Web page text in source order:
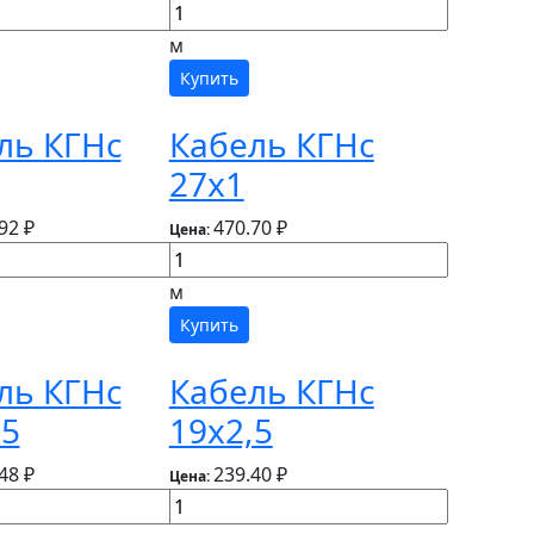
м
Купить
КГНс
₽
Кабель КГНс
27х1
Цена:470.70 ₽
м
Купить
КГНс
₽
Кабель КГНс
19х2,5
Цена:239.40 ₽